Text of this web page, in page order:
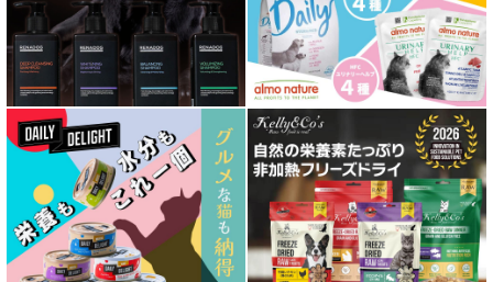
皮膚・被毛ケア対応 フード for DOG
低脂肪 ドライフード for DOG
特集 ドッグフードの涙やけ対策
特集 穀物不使用 ドッグフード（ドライ）